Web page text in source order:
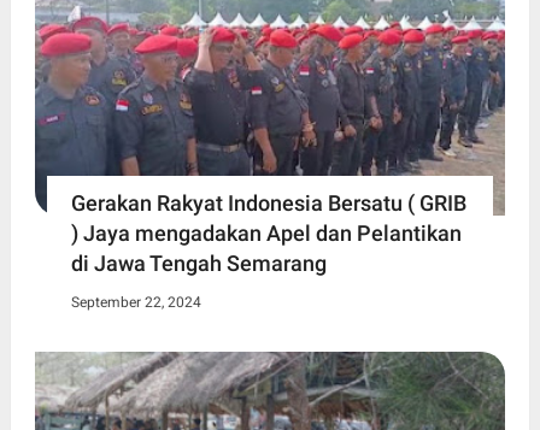
Gerakan Rakyat Indonesia Bersatu ( GRIB
) Jaya mengadakan Apel dan Pelantikan
di Jawa Tengah Semarang
September 22, 2024